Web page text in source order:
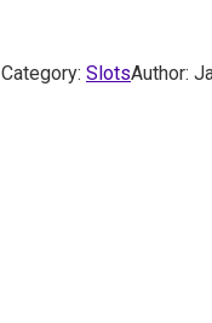
Category: SlotsAuthor: